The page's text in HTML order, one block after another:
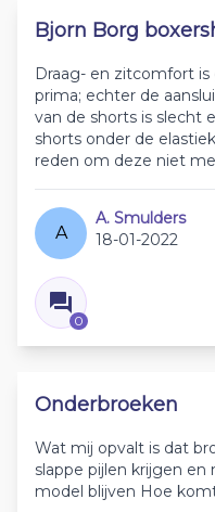
Bjorn Borg
Draag- en zitcomfort
prima; echter de
van de shorts is slecht
shorts onder de
reden om deze niet
A
A. Smulders
18-01-2022
0
Onderbroeken
Wat mij opvalt is dat
slappe pijlen krijgen
model blijven Hoe